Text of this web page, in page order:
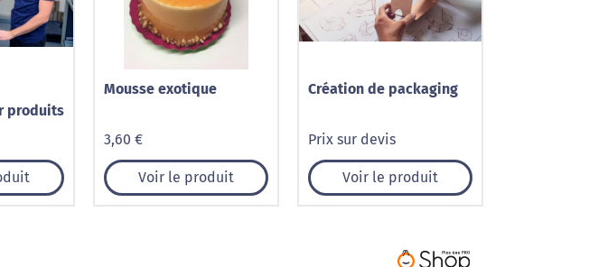
produits
Mousse exotique
3,60 €
Voir le produit
Création de packaging
Prix sur devis
Voir le produit